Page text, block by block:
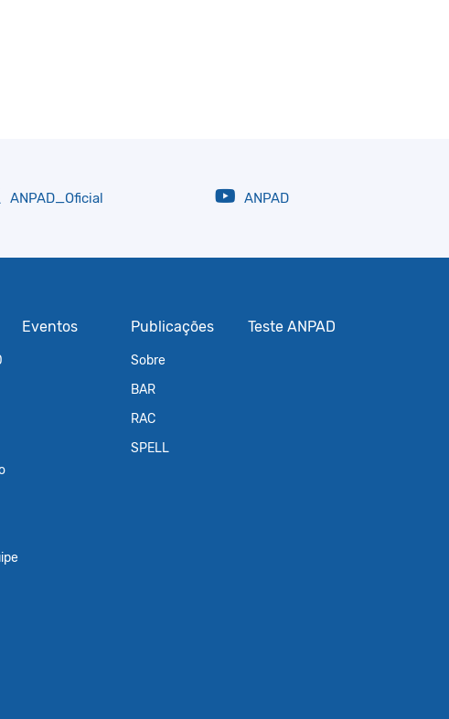
ANPAD_Oficial ANPAD
Eventos Publicações
Sobre
BAR
RAC
SPELL
Teste ANPAD